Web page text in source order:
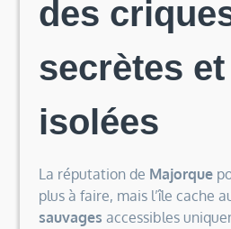
des
secrètes
isolées
La réputation de Majorque
plus à faire, mais l’île cache
sauvages accessibles